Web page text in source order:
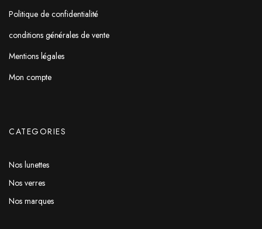
Politique de confidentialité
conditions générales de vente
Mentions légales
Mon compte
CATEGORIES
Nos lunettes
Nos verres
Nos marques